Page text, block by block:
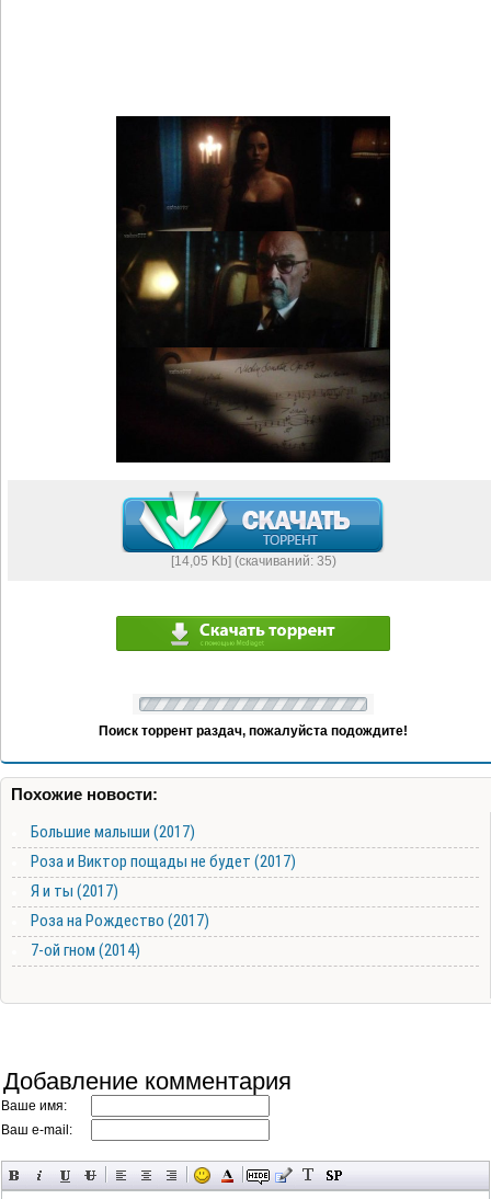
[14,05 Kb] (cкачиваний: 35)
Поиск торрент раздач, пожалуйста подождите!
Похожие новости:
Большие малыши (2017)
Роза и Виктор пощады не будет (2017)
Я и ты (2017)
Роза на Рождество (2017)
7-ой гном (2014)
Добавление комментария
Ваше имя:
Ваш e-mail: